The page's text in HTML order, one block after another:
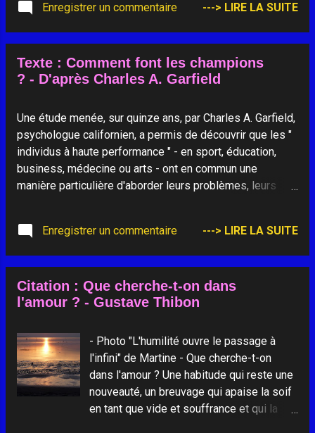
est l’épreuve qui conduit au succès. Mon
laisse-moi l’espérance et si Tu me
dépouilles du succès, laisse-moi la force
de la volonté pour pouvoir vaincre l’échec.
laisse-moi la grâce de la...
Enregistrer un commentaire ---> LIRE LA SUITE
Texte : Comment font les champions
? - D'après Charles A. Garfield
Une étude menée, sur quinze ans, par Charles A. Garfield,
psychologue californien, a permis de découvrir que les "
individus à haute performance " - en sport, éducation,
business, médecine ou arts - ont en commun une
manière particulière d'aborder leurs problèmes, leurs
mentalement les actions et évènement à venir. Ils
prennent leurs risques en confiance, après avoir examiné
ce qui peut arriver au pire. Ils savent déléguer, s'arrêter
de travailler et prendre des vacances. Ils savent éviter le
stress et ne se laissent pas envahir par les détails. À
la performance avant de se lancer dans un projet : ils
visionnent l'échec éventuel et voient s'ils pourront vivre
avec. Libérés alors de l'anxiété de ne pas réussir, ils
avancent hardiment dans l'action. Un petit test : pre...
Enregistrer un commentaire ---> LIRE LA SUITE
Citation : Que cherche-t-on dans
l'amour ? - Gustave Thibon
- Photo "L'humilité ouvre le passage à
l'infini" de Martine - Que cherche-t-on
dans l'amour ? Une habitude qui reste une
nouveauté, un breuvage qui apaise la soif
en tant que vide et souffrance et qui la